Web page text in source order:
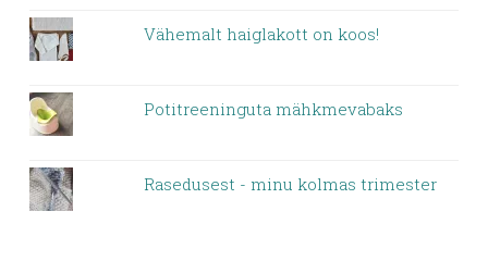
Vähemalt haiglakott on koos!
Potitreeninguta mähkmevabaks
Rasedusest - minu kolmas trimester